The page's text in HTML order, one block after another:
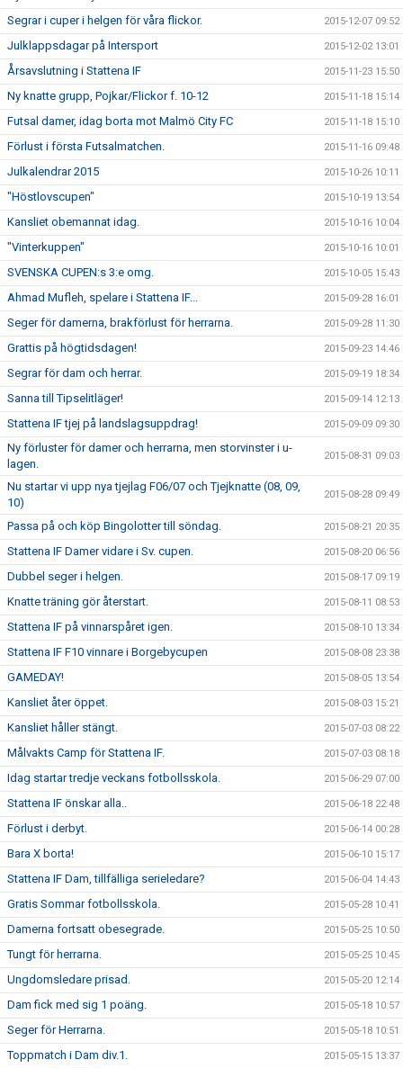
Segrar i cuper i helgen för våra flickor. 2015-12-07 09:52
Julklappsdagar på Intersport 2015-12-02 13:01
Årsavslutning i Stattena IF 2015-11-23 15:50
Ny knatte grupp, Pojkar/Flickor f. 10-12 2015-11-18 15:14
Futsal damer, idag borta mot Malmö City FC 2015-11-18 15:10
Förlust i första Futsalmatchen. 2015-11-16 09:48
Julkalendrar 2015 2015-10-26 10:11
"Höstlovscupen" 2015-10-19 13:54
Kansliet obemannat idag. 2015-10-16 10:04
"Vinterkuppen" 2015-10-16 10:01
SVENSKA CUPEN:s 3:e omg. 2015-10-05 15:43
Ahmad Mufleh, spelare i Stattena IF... 2015-09-28 16:01
Seger för damerna, brakförlust för herrarna. 2015-09-28 11:30
Grattis på högtidsdagen! 2015-09-23 14:46
Segrar för dam och herrar. 2015-09-19 18:34
Sanna till Tipselitläger! 2015-09-14 12:13
Stattena IF tjej på landslagsuppdrag! 2015-09-09 09:30
Ny förluster för damer och herrarna, men storvinster i u-
lagen.
2015-08-31 09:03
Nu startar vi upp nya tjejlag F06/07 och Tjejknatte (08, 09,
10)
2015-08-28 09:49
Passa på och köp Bingolotter till söndag. 2015-08-21 20:35
Stattena IF Damer vidare i Sv. cupen. 2015-08-20 06:56
Dubbel seger i helgen. 2015-08-17 09:19
Knatte träning gör återstart. 2015-08-11 08:53
Stattena IF på vinnarspåret igen. 2015-08-10 13:34
Stattena IF F10 vinnare i Borgebycupen 2015-08-08 23:38
GAMEDAY! 2015-08-05 13:54
Kansliet åter öppet. 2015-08-03 15:21
Kansliet håller stängt. 2015-07-03 08:22
Målvakts Camp för Stattena IF. 2015-07-03 08:18
Idag startar tredje veckans fotbollsskola. 2015-06-29 07:00
Stattena IF önskar alla.. 2015-06-18 22:48
Förlust i derbyt. 2015-06-14 00:28
Bara X borta! 2015-06-10 15:17
Stattena IF Dam, tillfälliga serieledare? 2015-06-04 14:43
Gratis Sommar fotbollsskola. 2015-05-28 10:41
Damerna fortsatt obesegrade. 2015-05-25 10:50
Tungt för herrarna. 2015-05-25 10:45
Ungdomsledare prisad. 2015-05-20 12:14
Dam fick med sig 1 poäng. 2015-05-18 10:57
Seger för Herrarna. 2015-05-18 10:51
Toppmatch i Dam div.1. 2015-05-15 13:37